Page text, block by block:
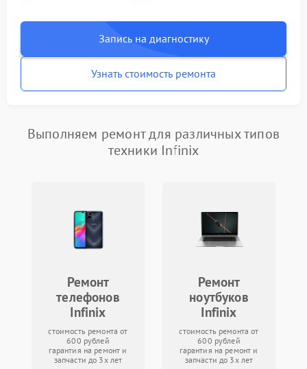
Запись на диагностику
Узнать стоимость ремонта
Выполняем ремонт для различных типов
техники Infinix
Ремонт
телефонов
Infinix
стоимость ремонта от
600 рублей
гарантия на ремонт и
запчасти до 3х лет
Ремонт
ноутбуков
Infinix
стоимость ремонта от
600 рублей
гарантия на ремонт и
запчасти до 3х лет